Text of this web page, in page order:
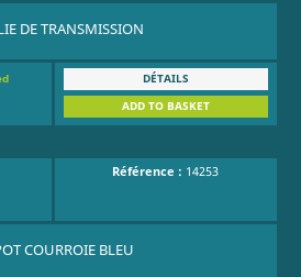
DE TRANSMISSION
DÉTAILS
ADD TO BASKET
Référence : 14253
COURROIE BLEU